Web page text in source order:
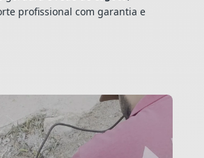
profissional com garantia e